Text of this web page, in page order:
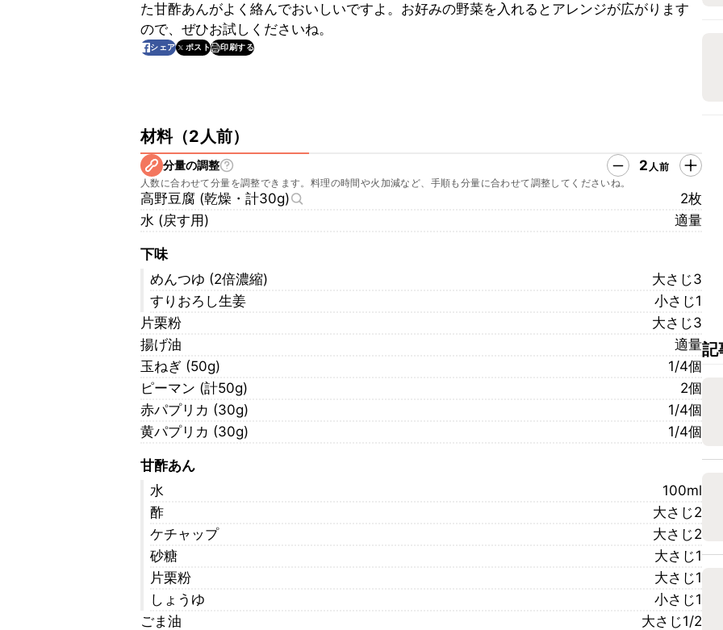
た甘酢あんがよく絡んでおいしいですよ。お好みの野菜を入れるとアレンジが広がります
ので、ぜひお試しくださいね。
シェア ポスト 印刷する
材料（2人前）
分量の調整 2 人前
人数に合わせて分量を調整できます。料理の時間や火加減など、手順も分量に合わせて調整してくださいね。
高野豆腐 (乾燥・計30g)
2枚
水 (戻す用)
適量
下味
めんつゆ (2倍濃縮)
大さじ3
すりおろし生姜
小さじ1
片栗粉
大さじ3
揚げ油
適量
玉ねぎ (50g)
1/4個
ピーマン (計50g)
2個
赤パプリカ (30g)
1/4個
黄パプリカ (30g)
1/4個
甘酢あん
水
100ml
酢
大さじ2
ケチャップ
大さじ2
砂糖
大さじ1
片栗粉
大さじ1
しょうゆ
小さじ1
ごま油
大さじ1/2
記